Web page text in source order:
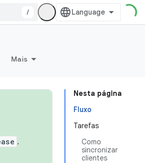
/
Mais
Nesta página
Fluxo
Tarefas
Como
sincronizar
clientes
.